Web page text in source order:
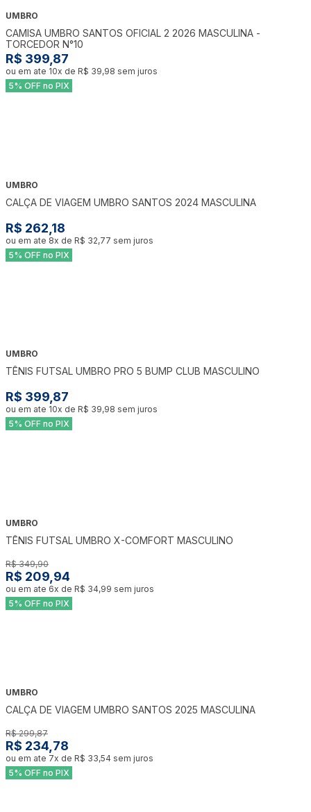
UMBRO
CAMISA UMBRO SANTOS OFICIAL 2 2026 MASCULINA -
TORCEDOR N°10
R$ 399,87
ou em ate 10x de R$ 39,98 sem juros
5% OFF no PIX
UMBRO
CALÇA DE VIAGEM UMBRO SANTOS 2024 MASCULINA
R$ 262,18
ou em ate 8x de R$ 32,77 sem juros
5% OFF no PIX
UMBRO
TÊNIS FUTSAL UMBRO PRO 5 BUMP CLUB MASCULINO
R$ 399,87
ou em ate 10x de R$ 39,98 sem juros
5% OFF no PIX
UMBRO
TÊNIS FUTSAL UMBRO X-COMFORT MASCULINO
R$ 349,90
R$ 209,94
ou em ate 6x de R$ 34,99 sem juros
5% OFF no PIX
UMBRO
CALÇA DE VIAGEM UMBRO SANTOS 2025 MASCULINA
R$ 299,87
R$ 234,78
ou em ate 7x de R$ 33,54 sem juros
5% OFF no PIX